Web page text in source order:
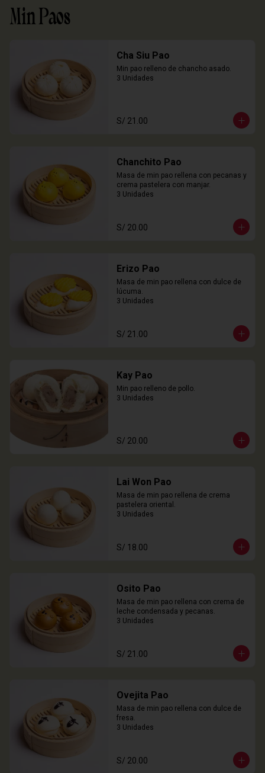
Min Paos
Cha Siu Pao
Min pao relleno de chancho asado.
3 Unidades
S/ 21.00
Chanchito Pao
Masa de min pao rellena con pecanas y
crema pastelera con manjar.
3 Unidades
S/ 20.00
Erizo Pao
Masa de min pao rellena con dulce de
lúcuma.
3 Unidades
S/ 21.00
Kay Pao
Min pao relleno de pollo.
3 Unidades
S/ 20.00
Lai Won Pao
Masa de min pao rellena de crema
pastelera oriental.
3 Unidades
S/ 18.00
Osito Pao
Masa de min pao rellena con crema de
leche condensada y pecanas.
3 Unidades
S/ 21.00
Ovejita Pao
Masa de min pao rellena con dulce de
fresa.
3 Unidades
S/ 20.00